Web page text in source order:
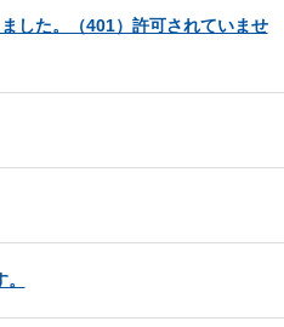
した。（401）許可されていませ